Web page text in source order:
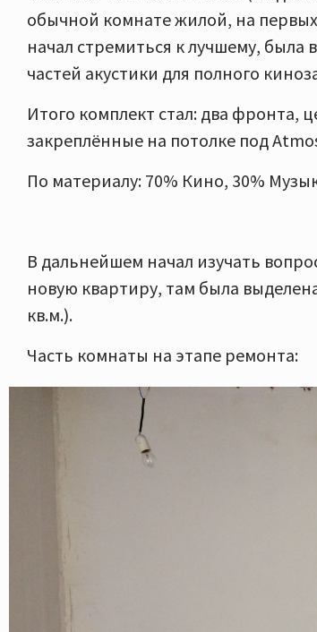
обычной комнате жилой, на первых
начал стремиться к лучшему, была
частей акустики для полного
Итого комплект стал: два фронта,
закреплённые на потолке под
По материалу: 70% Кино, 30%
В дальнейшем начал изучать
новую квартиру, там была
кв.м.).
Часть комнаты на этапе ремонта: